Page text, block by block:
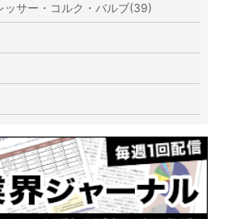
ッサー・コルク・バルブ(39)